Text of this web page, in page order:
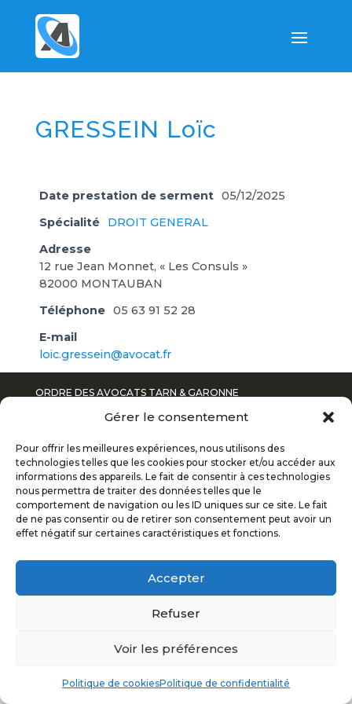
Gérer le consentement
Pour offrir les meilleures expériences, nous utilisons des
technologies telles que les cookies pour stocker et/ou accéder aux
informations des appareils. Le fait de consentir à ces technologies
nous permettra de traiter des données telles que le
comportement de navigation ou les ID uniques sur ce site. Le fait
de ne pas consentir ou de retirer son consentement peut avoir un
effet négatif sur certaines caractéristiques et fonctions.
Accepter
Refuser
Voir les préférences
Politique de cookiesPolitique de confidentialité
GRESSEIN Loïc
Date prestation de serment 05/12/2025
Spécialité
DROIT GENERAL
Adresse
12 rue Jean Monnet, « Les Consuls »
82000 MONTAUBAN
Téléphone 05 63 91 52 28
E-mail
loic.gressein@avocat.fr
ORDRE DES AVOCATS TARN & GARONNE
POLITIQUE DE CONFIDENTIALITÉ
MENTIONS LÉGALES
PLAN DU SITE